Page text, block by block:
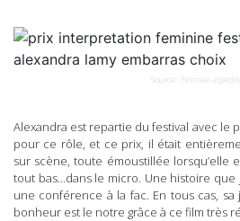
Source : Festival-
Alexandra est repartie du festival avec le
pour ce rôle, et ce prix, il était
sur scène, toute émoustillée lorsqu’elle
tout bas…dans le micro. Une histoire que
une conférence à la fac. En tous cas,
bonheur est le notre grâce à ce film très